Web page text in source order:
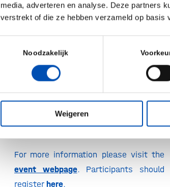
media, adverteren en analyse. Deze partners
verstrekt of die ze hebben verzameld op basis
Noodzakelijk
Weigeren
The event will allow for discussion
with invited experts and wider
stakeholder audiences on
pharmaceutical procurement practices
in Europe.
7 February 2023
For more information please visit the
event webpage. Participants should
register here.